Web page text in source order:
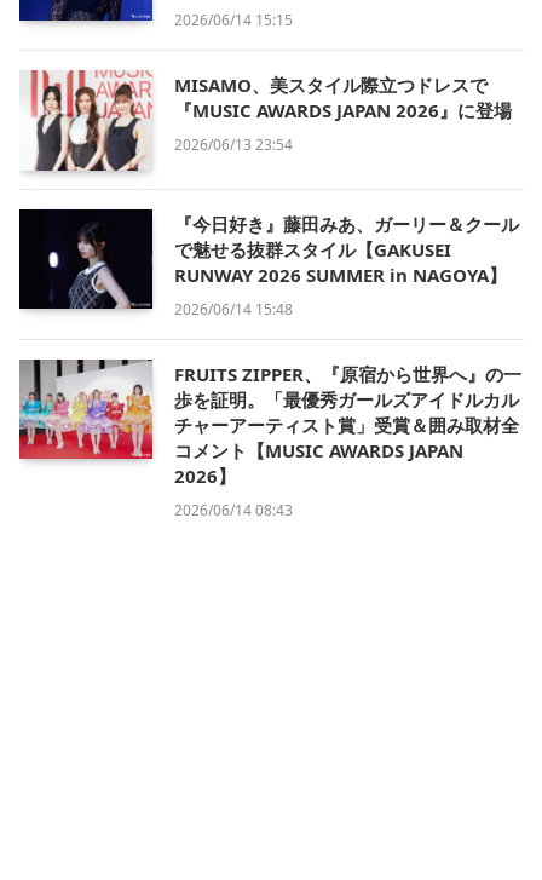
2026/06/14 15:15
MISAMO、美スタイル際立つドレスで
『MUSIC AWARDS JAPAN 2026』に登場
2026/06/13 23:54
『今日好き』藤田みあ、ガーリー＆クール
で魅せる抜群スタイル【GAKUSEI
RUNWAY 2026 SUMMER in NAGOYA】
2026/06/14 15:48
FRUITS ZIPPER、『原宿から世界へ』の一
歩を証明。「最優秀ガールズアイドルカル
チャーアーティスト賞」受賞＆囲み取材全
コメント【MUSIC AWARDS JAPAN
2026】
2026/06/14 08:43